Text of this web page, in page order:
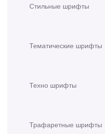
Стильные шрифты
Тематические шрифты
Техно шрифты
Трафаретные шрифты